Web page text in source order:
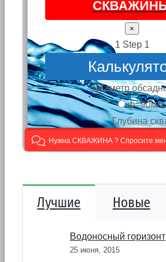
Лучшие Новые
Водоносный горизонт
25 июня, 2015